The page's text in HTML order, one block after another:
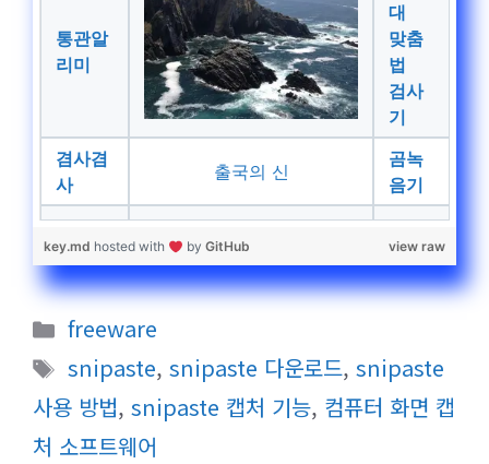
통관알
리미
대
맞춤
법
검사
기
겸사겸
사
출국의 신
곰녹
음기
view raw
key.md hosted with by GitHub
카
테
리
freeware
태
그
snipaste, snipaste 다운로드, snipaste
사용 방법, snipaste 캡처 기능, 컴퓨터 화면 캡
처 소프트웨어